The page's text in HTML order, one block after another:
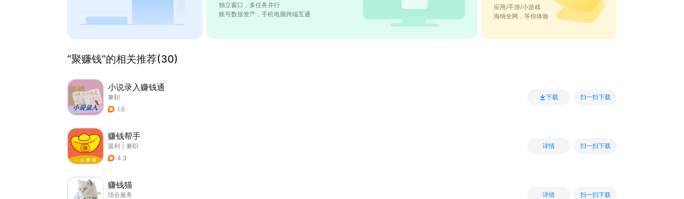
独立窗口，多任务并行
账号数据资产，手机电脑跨端互通
应用/手游/小游戏
海纳全网，等你体验
“聚赚钱”的相关推荐(30)
小说录入赚钱通
兼职
1.6
下载 扫一扫下载
赚钱帮手
返利
兼职
4.3
详情 扫一扫下载
赚钱猫
综合服务
详情 扫一扫下载